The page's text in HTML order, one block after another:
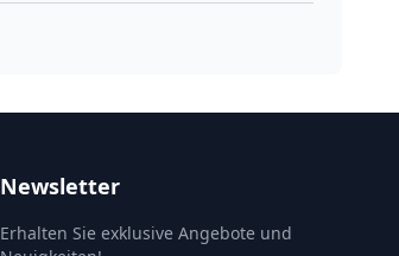
Newsletter
Erhalten Sie exklusive Angebote und